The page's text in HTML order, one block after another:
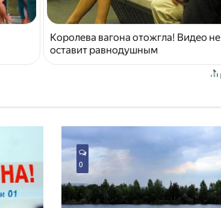
Королева вагона отожгла! Видео не
оставит равнодушным
0